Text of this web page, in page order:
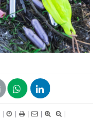
| | | |
|